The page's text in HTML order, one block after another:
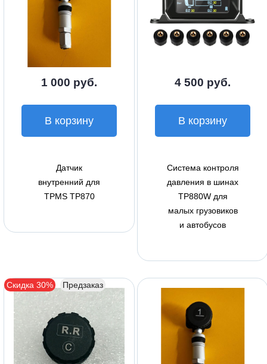
1 000 руб.
В корзину
Датчик
внутренний для
TPMS TP870
4 500 руб.
В корзину
Система контроля
давления в шинах
TP880W для
малых грузовиков
и автобусов
Скидка 30% Предзаказ